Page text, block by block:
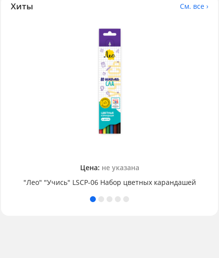
Хиты См. все ›
Цена: не указана
"Лео" "Учись" LSCP-06 Набор цветных карандашей